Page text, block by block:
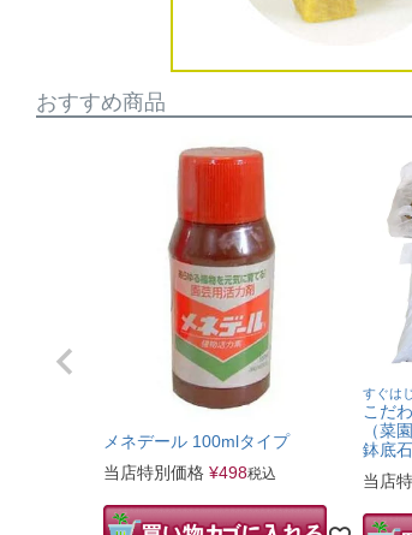
おすすめ商品
メネデール 100mlタイプ
当店特別価格 ¥498税込
すぐは
こだ
（菜
鉢底
当店